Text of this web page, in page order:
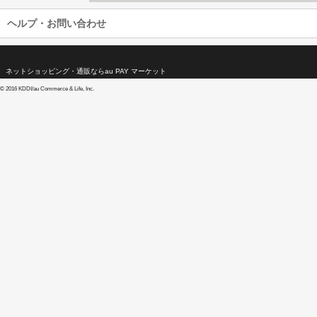
ヘルプ・お問い合わせ
ネットショッピング・通販ならau PAY マーケット
© 2016 KDDI/au Commerce & Life, Inc.